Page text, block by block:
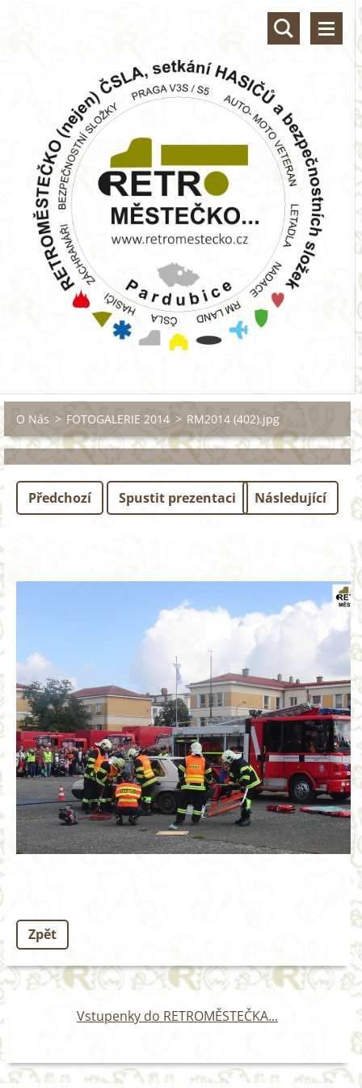
O Nás > FOTOGALERIE 2014 > RM2014 (402).jpg
Předchozí Spustit prezentaci Následující
Zpět
Vstupenky do RETROMĚSTEČKA...